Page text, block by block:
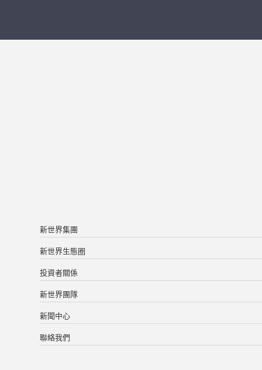
新世界集團
新世界生態圈
投資者關係
新世界團隊
新聞中心
聯絡我們